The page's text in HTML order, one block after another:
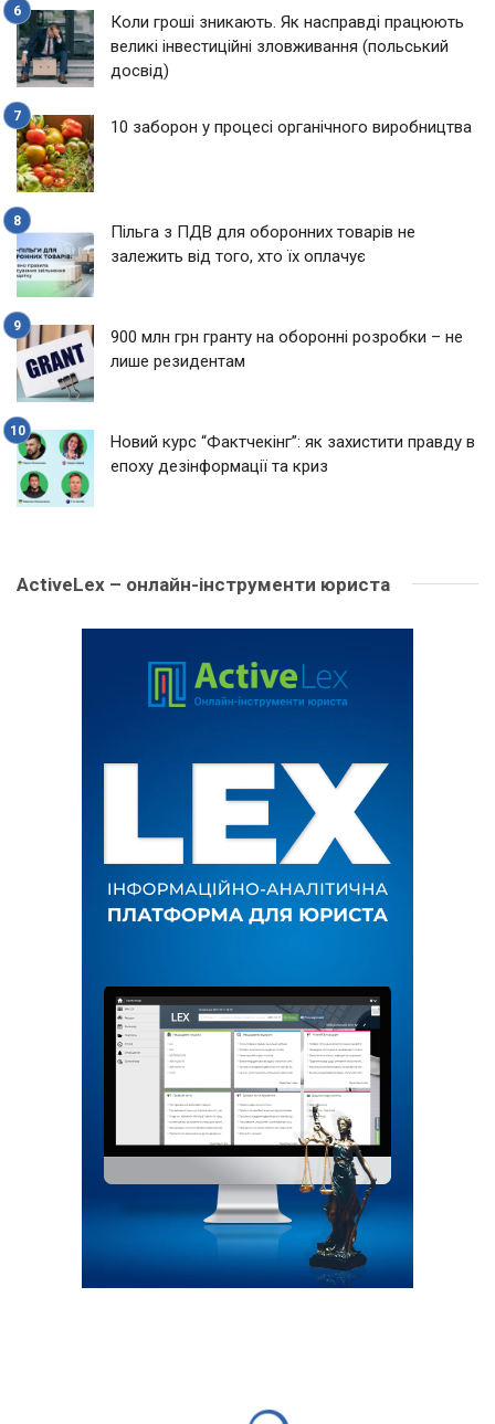
Коли гроші зникають. Як насправді працюють
великі інвестиційні зловживання (польський
досвід)
10 заборон у процесі органічного виробництва
Пільга з ПДВ для оборонних товарів не
залежить від того, хто їх оплачує
900 млн грн гранту на оборонні розробки – не
лише резидентам
Новий курс “Фактчекінг”: як захистити правду в
епоху дезінформації та криз
ActiveLex – онлайн-інструменти юриста